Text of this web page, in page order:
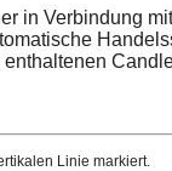
in Verbindung
Linie markiert.